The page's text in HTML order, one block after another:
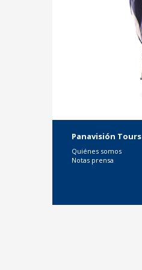
Panavisión Tours
Quiénes somos
Notas prensa